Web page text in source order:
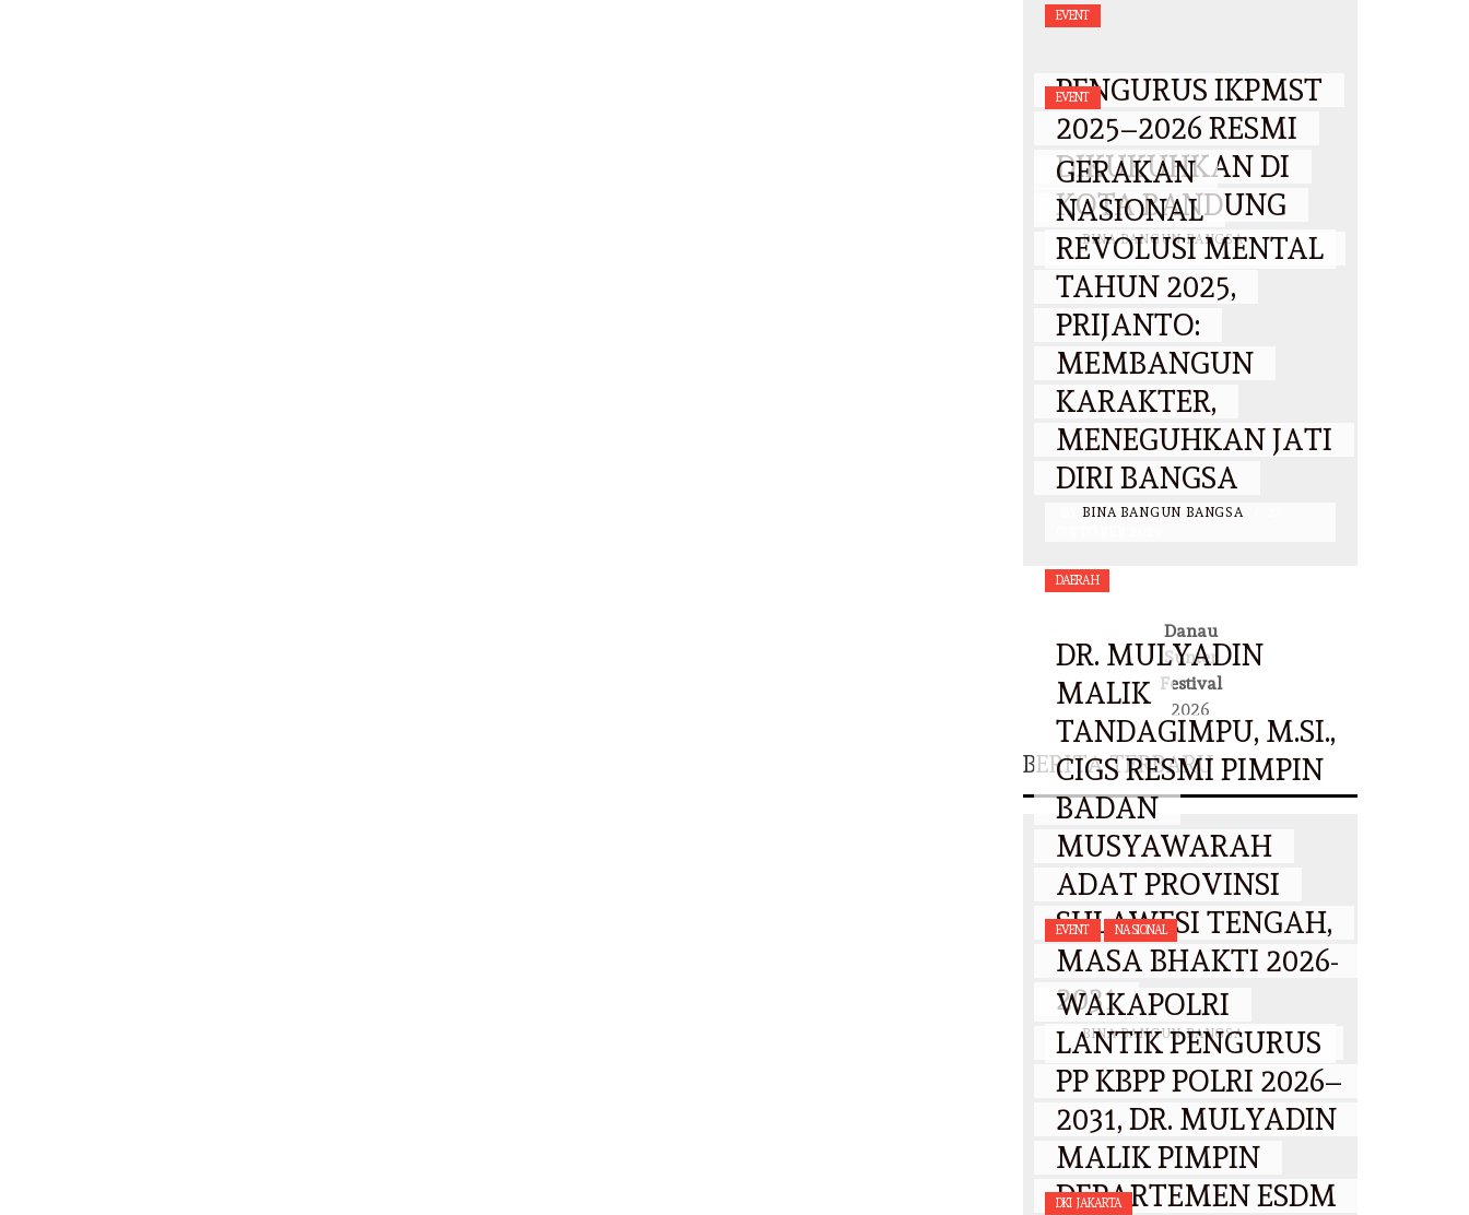
EVENT
PENGURUS IKPMST
2025–2026 RESMI
DIKUKUHKAN DI
KOTA BANDUNG
BY BINA BANGUN BANGSA /
25
OKTOBER 2025
EVENT
GERAKAN
NASIONAL
REVOLUSI MENTAL
TAHUN 2025,
PRIJANTO:
MEMBANGUN
KARAKTER,
MENEGUHKAN JATI
DIRI BANGSA
BINA BANGUN BANGSA
Danau
Sunter
Festival
2026
BERITA TERBARU
DAERAH
DR. MULYADIN
MALIK
TANDAGIMPU, M.SI.,
CIGS RESMI PIMPIN
BADAN
MUSYAWARAH
ADAT PROVINSI
SULAWESI TENGAH,
MASA BHAKTI 2026-
2031
BY BINA BANGUN BANGSA / 6
AGUSTUS 2026
EVENT NASIONAL
WAKAPOLRI
LANTIK PENGURUS
PP KBPP POLRI 2026–
2031, DR. MULYADIN
MALIK PIMPIN
DEPARTEMEN ESDM
DKI JAKARTA